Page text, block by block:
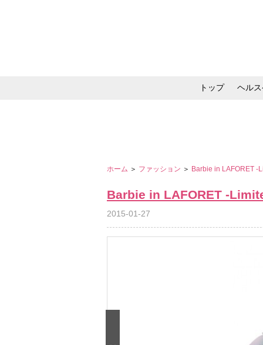
トップ ヘル
ホーム ＞ ファッション ＞ Barbie in LAFORET
Barbie in LAFORET -
2015-01-27